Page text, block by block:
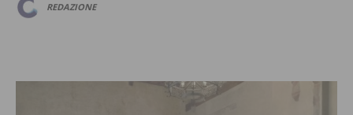
REDAZIONE